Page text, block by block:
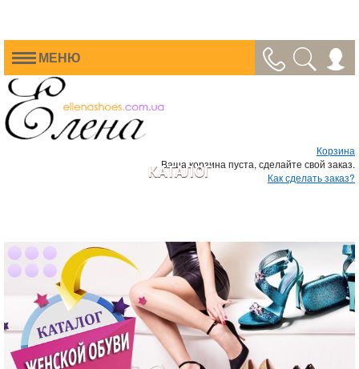
МЕНЮ
Корзина
Ваша корзина пуста, сделайте свой заказ.
Как сделать заказ?
КАТАЛОГ